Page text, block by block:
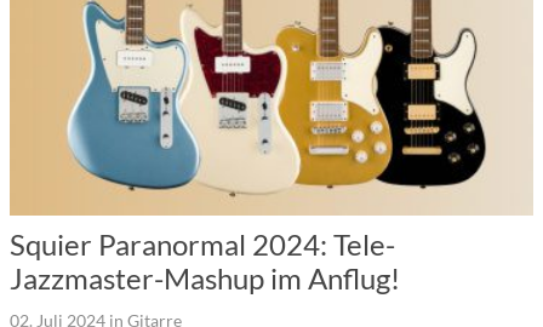
Squier Paranormal 2024: Tele-
Jazzmaster-Mashup im Anflug!
02. Juli 2024 in Gitarre